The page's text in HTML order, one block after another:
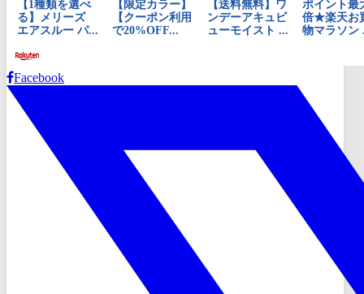
Facebook